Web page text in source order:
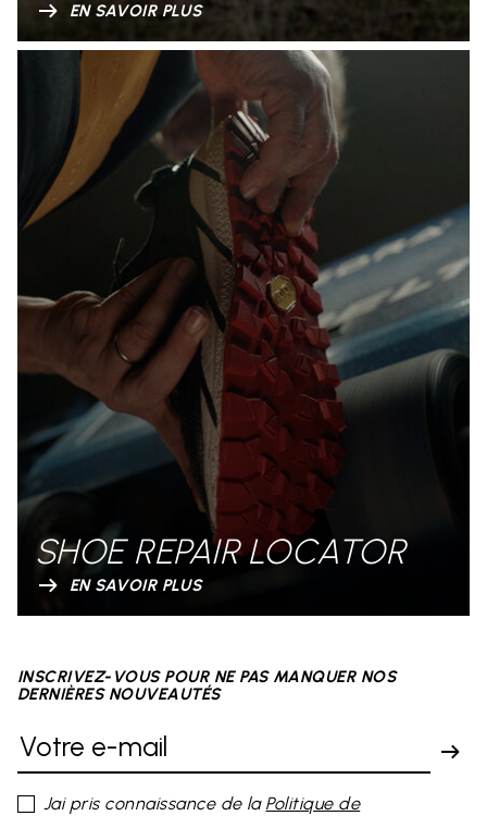
EN SAVOIR PLUS
SHOE REPAIR LOCATOR
EN SAVOIR PLUS
INSCRIVEZ-VOUS POUR NE PAS MANQUER NOS
DERNIÈRES NOUVEAUTÉS
Jai pris connaissance de la Politique de